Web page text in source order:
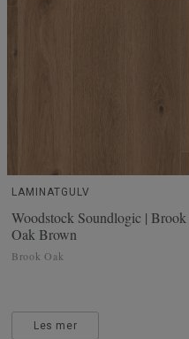
LAMINATGULV
Woodstock Soundlogic | Brook
Oak Brown
Brook Oak
Les mer